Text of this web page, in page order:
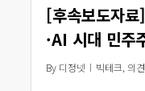
[후속보도자
·AI 시대 민주
By 디정넷 빅테크,의